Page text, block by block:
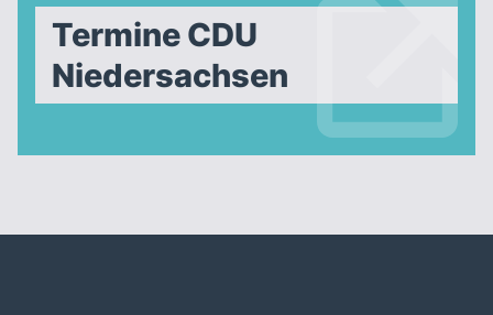
Termine CDU
Niedersachsen